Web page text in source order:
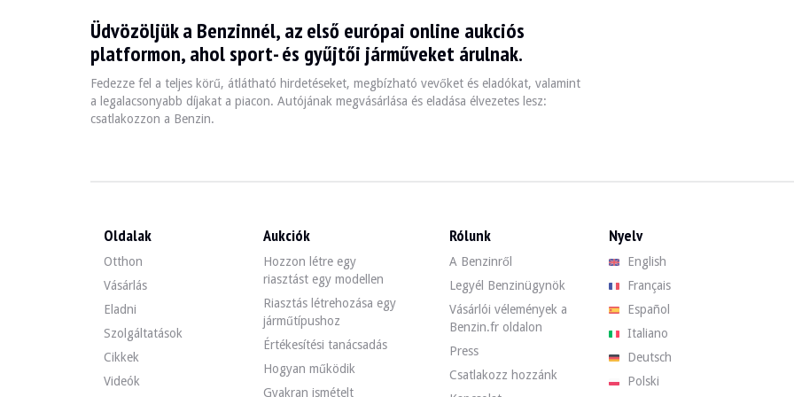
La Moto Guzzi Motos est une icône de la moto italienne, produite entre 1921 et aujourd'hui, reconnue pour son design
Fiche technique
Guide de l'acheteur
Lors de l'achat d'une Moto Guzzi Motos, il est essentiel de vérifier l'état général du moteur et de la transmission, car des
Fedezze fel az összes eladó Moto Guzzi Motos hirdetésünket. Találja meg használt Moto Guzzi Motos járművét a Benzin
Moto Guzzi Motos — Eladva
Üdvözöljük a Benzinnél, az első európai online aukciós
platformon, ahol sport- és gyűjtői járműveket árulnak.
Fedezze fel a teljes körű, átlátható hirdetéseket, megbízható vevőket és eladókat, valamint
a legalacsonyabb díjakat a piacon. Autójának megvásárlása és eladása élvezetes lesz:
csatlakozzon a Benzin.
Oldalak
Otthon
Vásárlás
Eladni
Szolgáltatások
Cikkek
Videók
Aukciók
Hozzon létre egy
riasztást egy modellen
Riasztás létrehozása egy
járműtípushoz
Értékesítési tanácsadás
Hogyan működik
Gyakran ismételt
Rólunk
A Benzinről
Legyél Benzinügynök
Vásárlói vélemények a
Benzin.fr oldalon
Press
Csatlakozz hozzánk
Nyelv
English
Français
Español
Italiano
Deutsch
Polski